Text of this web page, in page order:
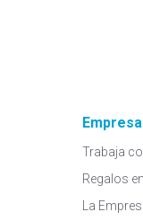
Empresa
Trabaja
Regalos
La